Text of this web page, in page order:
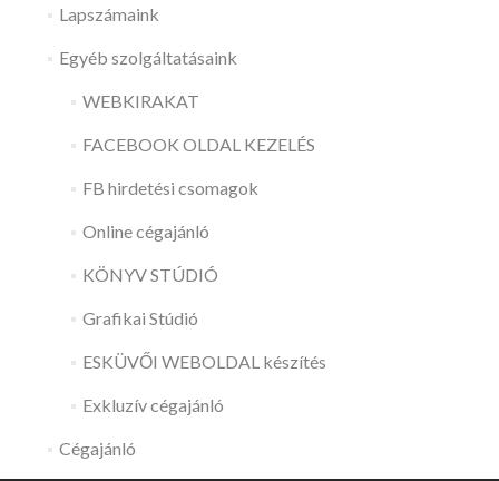
Lapszámaink
Egyéb szolgáltatásaink
WEBKIRAKAT
FACEBOOK OLDAL KEZELÉS
FB hirdetési csomagok
Online cégajánló
KÖNYV STÚDIÓ
Grafikai Stúdió
ESKÜVŐI WEBOLDAL készítés
Exkluzív cégajánló
Cégajánló